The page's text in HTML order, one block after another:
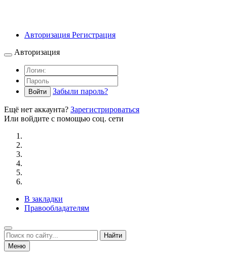
Авторизация Регистрация
Авторизация
Войти Забыли пароль?
Ещё нет аккаунта? Зарегистрироваться
Или войдите с помощью соц. сети
В закладки
Правообладателям
Найти
Меню